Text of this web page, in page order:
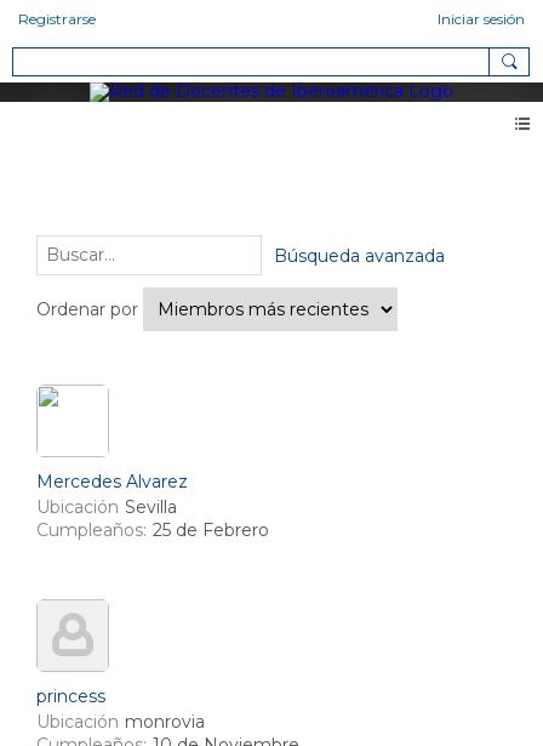
Registrarse Iniciar sesión
Ordenar por
Búsqueda avanzada
Mercedes Alvarez
Ubicación Sevilla
Cumpleaños: 25 de Febrero
princess
Ubicación monrovia